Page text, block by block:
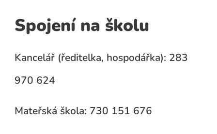
Spojení na školu
Kancelář (ředitelka, hospodářka): 283
970 624
Mateřská škola: 730 151 676